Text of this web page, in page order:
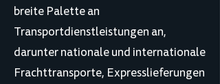
breite Palette an
Transportdienstleistungen an,
darunter nationale und internationale
Frachttransporte, Expresslieferungen